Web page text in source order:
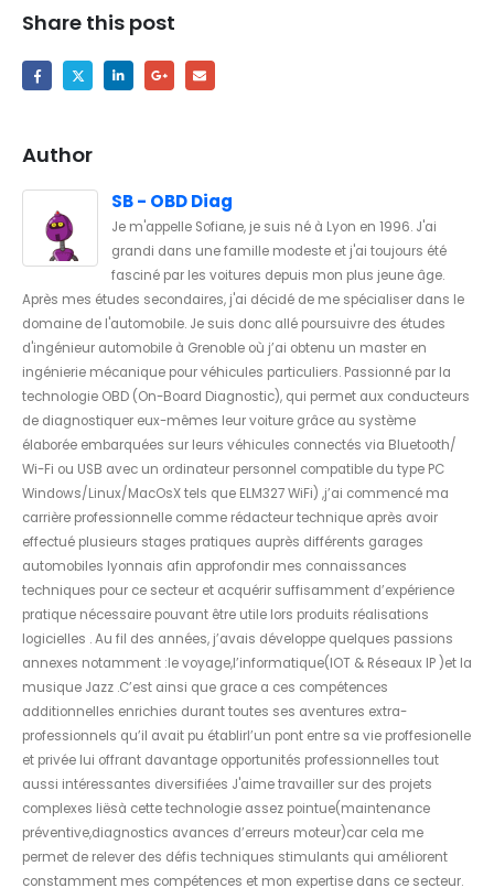
Share this post
Author
SB - OBD Diag
Je m'appelle Sofiane, je suis né à Lyon en 1996. J'ai
grandi dans une famille modeste et j'ai toujours été
fasciné par les voitures depuis mon plus jeune âge.
Après mes études secondaires, j'ai décidé de me spécialiser dans le
domaine de l'automobile. Je suis donc allé poursuivre des études
d'ingénieur automobile à Grenoble où j’ai obtenu un master en
ingénierie mécanique pour véhicules particuliers. Passionné par la
technologie OBD (On-Board Diagnostic), qui permet aux conducteurs
de diagnostiquer eux-mêmes leur voiture grâce au système
élaborée embarquées sur leurs véhicules connectés via Bluetooth/
Wi-Fi ou USB avec un ordinateur personnel compatible du type PC
Windows/Linux/MacOsX tels que ELM327 WiFi) ,j’ai commencé ma
carrière professionnelle comme rédacteur technique après avoir
effectué plusieurs stages pratiques auprès différents garages
automobiles lyonnais afin approfondir mes connaissances
techniques pour ce secteur et acquérir suffisamment d’expérience
pratique nécessaire pouvant être utile lors produits réalisations
logicielles . Au fil des années, j’avais développe quelques passions
annexes notamment :le voyage,l’informatique(IOT & Réseaux IP )et la
musique Jazz .C’est ainsi que grace a ces compétences
additionnelles enrichies durant toutes ses aventures extra-
professionnels qu’il avait pu établirl’un pont entre sa vie proffesionelle
et privée lui offrant davantage opportunités professionnelles tout
aussi intéressantes diversifiées J'aime travailler sur des projets
complexes liësà cette technologie assez pointue(maintenance
préventive,diagnostics avances d’erreurs moteur)car cela me
permet de relever des défis techniques stimulants qui améliorent
constamment mes compétences et mon expertise dans ce secteur.